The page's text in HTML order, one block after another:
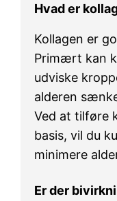
Hvad er
Kollagen er
Primært kan
udviske
alderen
Ved at tilføre
basis, vil du
minimere
Er der